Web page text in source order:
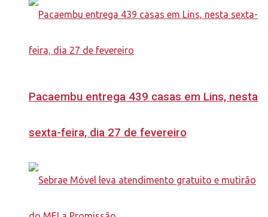
Pacaembu entrega 439 casas em Lins, nesta
sexta-feira, dia 27 de fevereiro